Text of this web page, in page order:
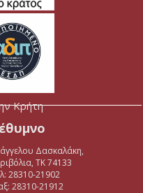
Κρήτη
Δασκαλάκη,
ΤΚ 74133
28310-21902
28310-21912